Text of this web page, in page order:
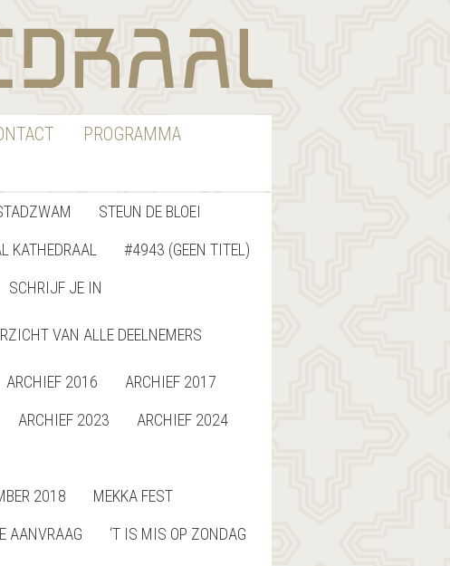
PROGRAMMA
STEUN DE BLOEI
KATHEDRAAL
#4943 (GEEN TITEL)
SCHRIJF JE IN
VAN ALLE DEELNEMERS
ARCHIEF 2016
ARCHIEF 2017
ARCHIEF 2023
ARCHIEF 2024
2018
MEKKA FEST
AANVRAAG ‘T IS MIS OP ZONDAG